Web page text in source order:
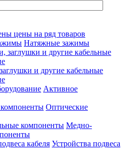
цены на ряд товаров
Натяжные зажимы
и другие кабельные
Активное
Оптические
Медно-
Устройства подвеса